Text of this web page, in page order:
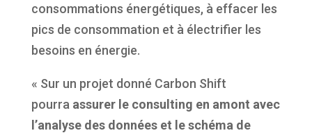
consommations énergétiques, à effacer les
pics de consommation et à électrifier les
besoins en énergie.
« Sur un projet donné Carbon Shift
pourra assurer le consulting en amont avec
l’analyse des données et le schéma de